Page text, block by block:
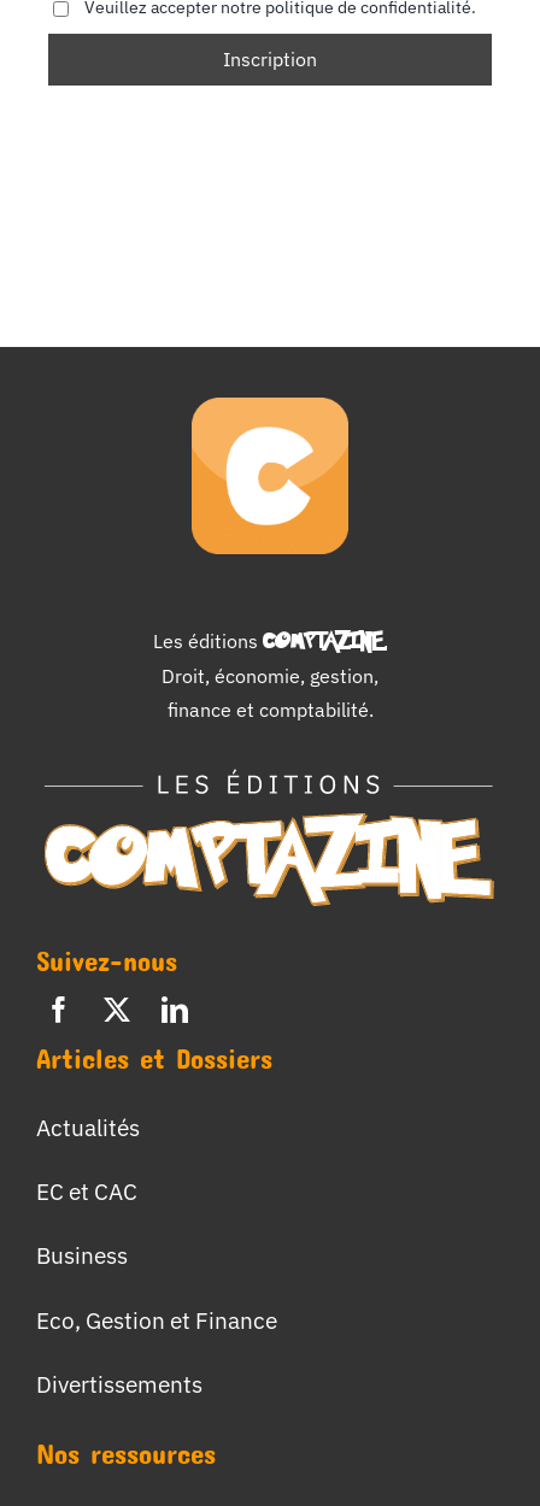
Veuillez accepter notre politique de confidentialité.
Les éditions COMPTAZINE.
Droit, économie, gestion,
finance et comptabilité.
Suivez-nous
Articles et Dossiers
Actualités
EC et CAC
Business
Eco, Gestion et Finance
Divertissements
Nos ressources